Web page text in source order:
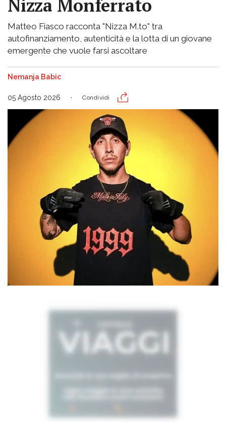
Nizza Monferrato
Matteo Fiasco racconta "Nizza M.to" tra
autofinanziamento, autenticità e la lotta di un giovane
emergente che vuole farsi ascoltare
Nemanja Babic
05 Agosto 2026 Condividi